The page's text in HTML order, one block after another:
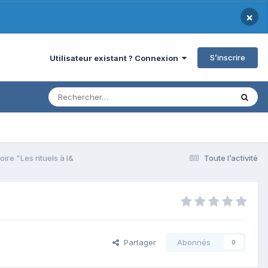
×
Utilisateur existant ? Connexion S’inscrire
Toute l’activité
"Les rituels à l&
Partager Abonnés 0